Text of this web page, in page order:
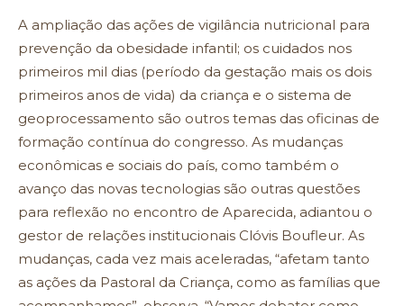
A ampliação das ações de vigilância nutricional para
prevenção da obesidade infantil; os cuidados nos
primeiros mil dias (período da gestação mais os dois
primeiros anos de vida) da criança e o sistema de
geoprocessamento são outros temas das oficinas de
formação contínua do congresso. As mudanças
econômicas e sociais do país, como também o
avanço das novas tecnologias são outras questões
para reflexão no encontro de Aparecida, adiantou o
gestor de relações institucionais Clóvis Boufleur. As
mudanças, cada vez mais aceleradas, “afetam tanto
as ações da Pastoral da Criança, como as famílias que